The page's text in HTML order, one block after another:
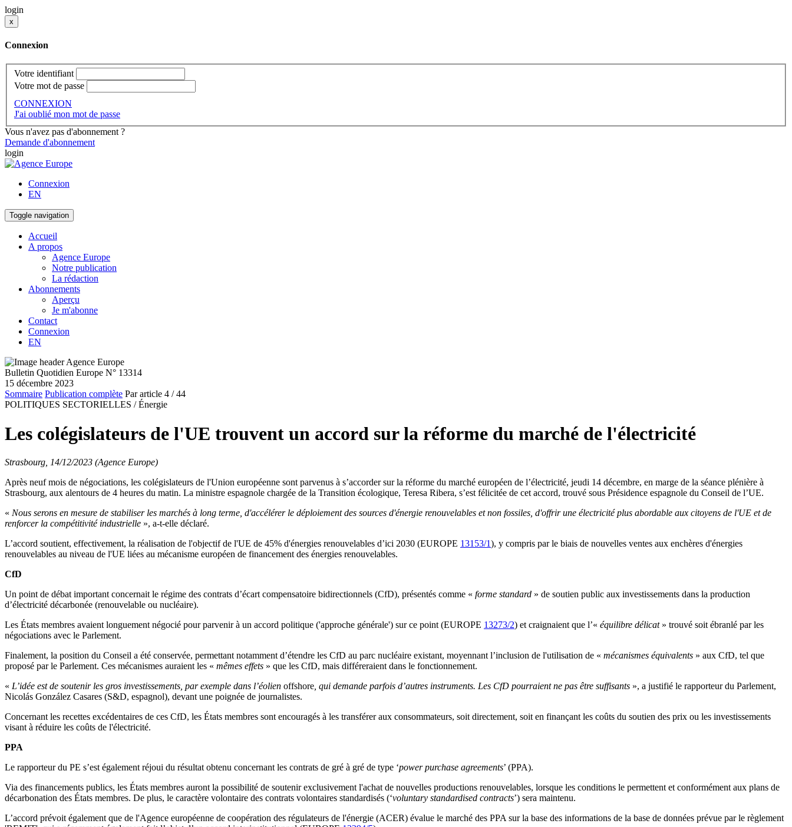
login
x
Connexion
Votre identifiant
Votre mot de passe
CONNEXION
J'ai oublié mon mot de passe
Vous n'avez pas d'abonnement ?
Demande d'abonnement
login
Connexion
EN
Toggle navigation
Accueil
A propos
Agence Europe
Notre publication
La rédaction
Abonnements
Aperçu
Je m'abonne
Contact
Connexion
EN
Bulletin Quotidien Europe N° 13314
15 décembre 2023
Sommaire Publication complète Par article 4 / 44
POLITIQUES SECTORIELLES / Énergie
Les colégislateurs de l'UE trouvent un accord sur la réforme du marché de l'électricité
Strasbourg, 14/12/2023 (Agence Europe)
Après neuf mois de négociations, les colégislateurs de l'Union européenne sont parvenus à s’accorder sur la réforme du marché européen de l’électricité, jeudi 14 décembre, en marge de la séance plénière à
Strasbourg, aux alentours de 4 heures du matin. La ministre espagnole chargée de la Transition écologique, Teresa Ribera, s’est félicitée de cet accord, trouvé sous Présidence espagnole du Conseil de l’UE.
« Nous serons en mesure de stabiliser les marchés à long terme, d'accélérer le déploiement des sources d'énergie renouvelables et non fossiles, d'offrir une électricité plus abordable aux citoyens de l'UE et de
renforcer la compétitivité industrielle », a-t-elle déclaré.
L’accord soutient, effectivement, la réalisation de l'objectif de l'UE de 45% d'énergies renouvelables d’ici 2030 (EUROPE 13153/1), y compris par le biais de nouvelles ventes aux enchères d'énergies
renouvelables au niveau de l'UE liées au mécanisme européen de financement des énergies renouvelables.
CfD
Un point de débat important concernait le régime des contrats d’écart compensatoire bidirectionnels (CfD), présentés comme « forme standard » de soutien public aux investissements dans la production
d’électricité décarbonée (renouvelable ou nucléaire).
Les États membres avaient longuement négocié pour parvenir à un accord politique ('approche générale') sur ce point (EUROPE 13273/2) et craignaient que l’« équilibre délicat» trouvé soit ébranlé par les
négociations avec le Parlement.
Finalement, la position du Conseil a été conservée, permettant notamment d’étendre les CfD au parc nucléaire existant, moyennant l’inclusion de l'utilisation de « mécanismes équivalents » aux CfD, tel que
proposé par le Parlement. Ces mécanismes auraient les « mêmes effets » que les CfD, mais différeraient dans le fonctionnement.
« L’idée est de soutenir les gros investissements, par exemple dans l’éolien offshore , qui demande parfois d’autres instruments. Les CfD pourraient ne pas être suffisants », a justifié le rapporteur du Parlement,
Nicolás González Casares (S&D, espagnol), devant une poignée de journalistes.
Concernant les recettes excédentaires de ces CfD, les États membres sont encouragés à les transférer aux consommateurs, soit directement, soit en finançant les coûts du soutien des prix ou les investissements
visant à réduire les coûts de l'électricité.
PPA
Le rapporteur du PE s’est également réjoui du résultat obtenu concernant les contrats de gré à gré de type ‘power purchase agreements’ (PPA).
Via des financements publics, les États membres auront la possibilité de soutenir exclusivement l'achat de nouvelles productions renouvelables, lorsque les conditions le permettent et conformément aux plans de
décarbonation des États membres. De plus, le caractère volontaire des contrats volontaires standardisés (‘voluntary standardised contracts’) sera maintenu.
L’accord prévoit également que de l'Agence européenne de coopération des régulateurs de l'énergie (ACER) évalue le marché des PPA sur la base des informations de la base de données prévue par le règlement